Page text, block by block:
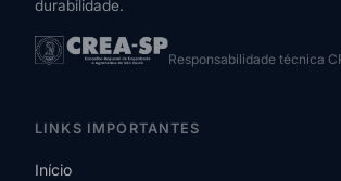
durabilidade.
Responsabilidade técnica
LINKS IMPORTANTES
Início